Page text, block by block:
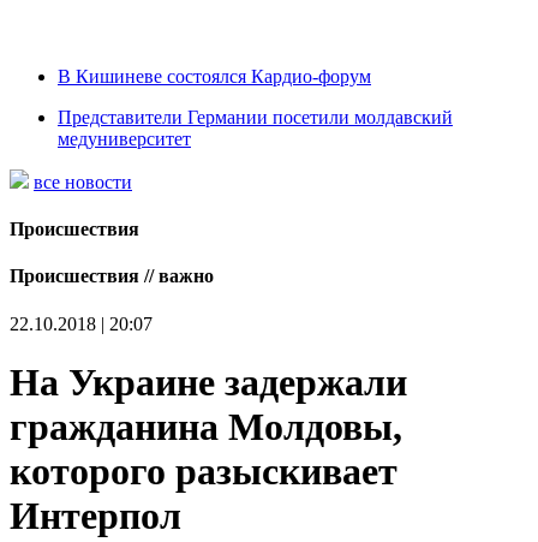
В Кишиневе состоялся Кардио-форум
Представители Германии посетили молдавский
медуниверситет
все новости
Происшествия
Происшествия // важно
22.10.2018 | 20:07
На Украине задержали
гражданина Молдовы,
которого разыскивает
Интерпол